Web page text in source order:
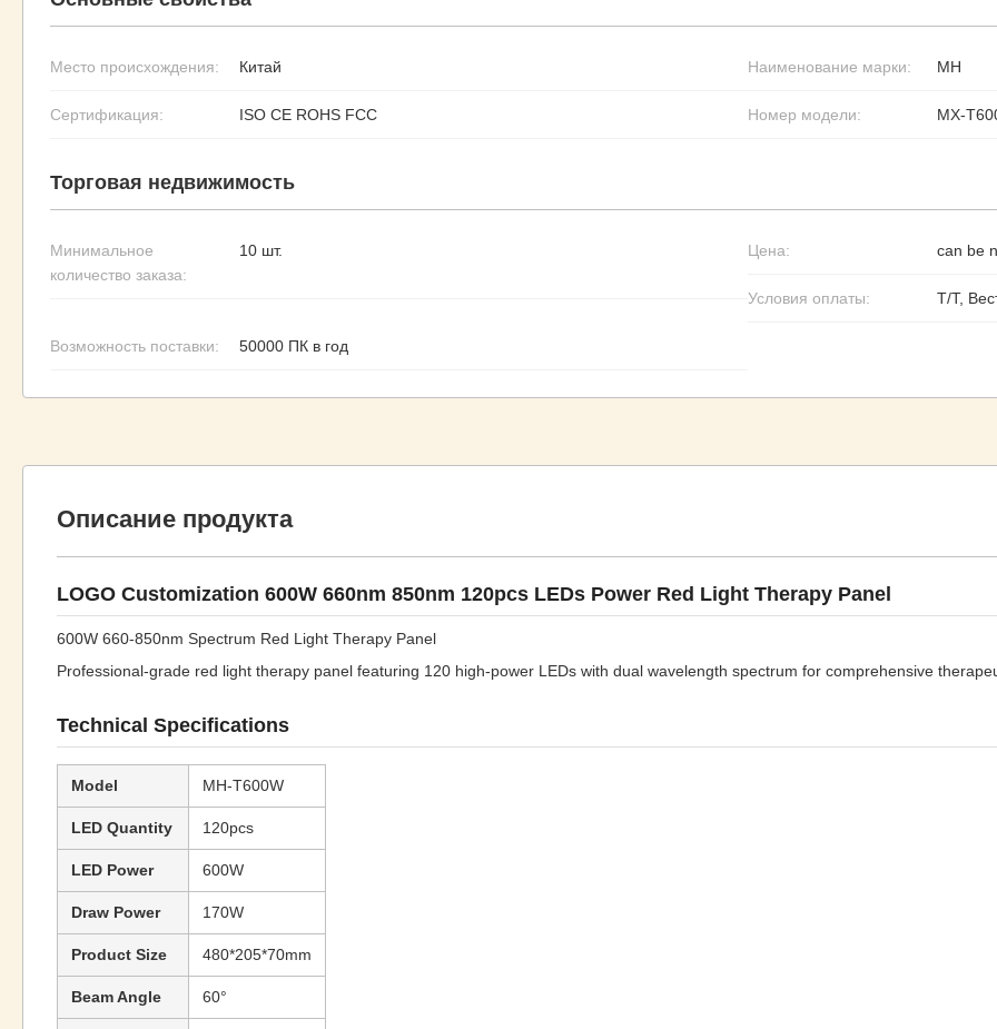
Место происхождения: Китай Наименование марки: MH
Сертификация: ISO CE ROHS FCC Номер модели: МХ-
Торговая недвижимость
Минимальное
количество заказа:
10 шт. Цена: can be
Условия оплаты: Т/Т,
Возможность поставки: 50000 ПК в год
Описание продукта
LOGO Customization 600W 660nm 850nm 120pcs LEDs Power Red Light Therapy Panel
600W 660-850nm Spectrum Red Light Therapy Panel
Professional-grade red light therapy panel featuring 120 high-power LEDs with dual wavelength spectrum for comprehensive
Technical Specifications
Model MH-T600W
LED Quantity 120pcs
LED Power 600W
Draw Power 170W
Product Size 480*205*70mm
Beam Angle 60°